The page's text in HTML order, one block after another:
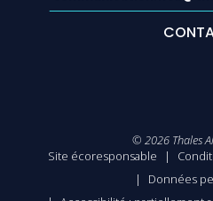
© 2026 Thales
Site écoresponsable
Données